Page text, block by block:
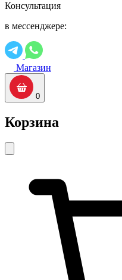
Консультация
в мессенджере:
Магазин
0
Корзина